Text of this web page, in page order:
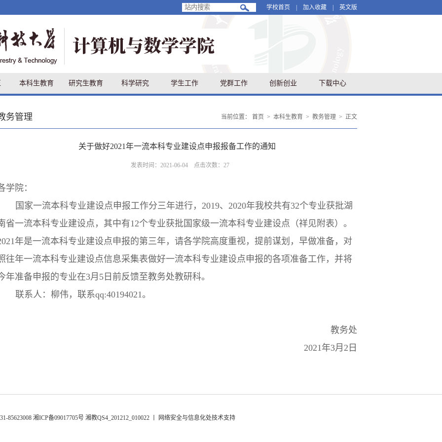
学校首页 加入收藏 英文版
本科生教育 研究生教育 科学研究 学生工作 党群工作 创新创业 下载中心
务管理 当前位置： 首页 > 本科生教育 > 教务管理 > 正文
关于做好2021年一流本科专业建设点申报报备工作的通知
发表时间：2021-06-04 点击次数： 27
学院：
国家一流本科专业建设点申报工作分三年进行，2019、2020年我校共有32个专业获批湖
省一流本科专业建设点，其中有12个专业获批国家级一流本科专业建设点（祥见附表）。
年是一流本科专业建设点申报的第三年，请各学院高度重视，提前谋划，早做准备，对
往年一流本科专业建设点信息采集表做好一流本科专业建设点申报的各项准备工作，并将
年准备申报的专业在3月5日前反馈至教务处教研科。
联系人：柳伟，联系qq:40194021。
教务处
2021年3月2日
85623008 湘ICP备09017705号 湘教QS4_201212_010022 丨 网络安全与信息化处技术支持